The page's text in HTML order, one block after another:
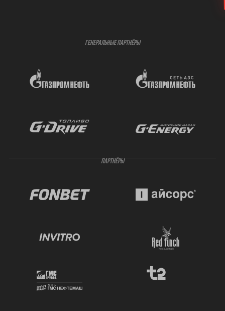
ГЕНЕРАЛЬНЫЕ ПАРТНЁРЫ
ПАРТНЁРЫ